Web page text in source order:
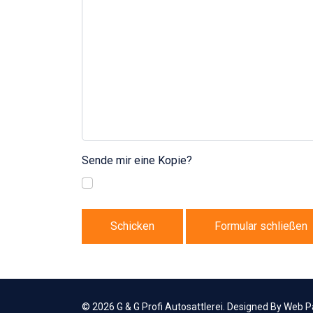
Sende mir eine Kopie?
Schicken Formular schließen
© 2026 G & G Profi Autosattlerei. Designed By Web